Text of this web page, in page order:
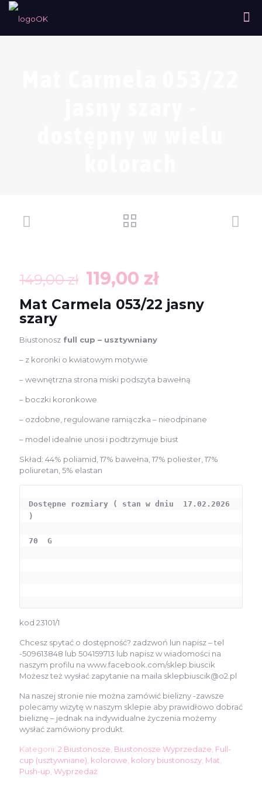
149,00zł Pierwotna
cena
wynosiła:
149,00 zł.
119,00 złAktualna
cena
wynosi:
Mat Carmela 053/22 jasny
szary
Biustonosz full cup – usztywniany
– z koronki o kwiatowym motywie
– wewnętrzna strona miski podszyta bawełną
– boczki koronkowe
– ozdobne, regulowane ramiączka – nieodpinane
– model idealnie unosi i podtrzymuje biust
Skład: 44% poliamid, 17% bawełna, 17% poliester, 17%
poliuretan, 5% elastan
Dostępne rozmiary ( stan w dniu  17.02.2026
)
70  G
kod 23101/1
Chcesz spytać o dostępność? zadzwoń lun napisz – tel
-509613848 lub 504159713 lub napisz w wiadomości na
naszym profilu na www.facebook.com/sklep.biuscik
Możesz też wysłać zapytanie na maila sklepbiuscik@o2.pl
Na naszej stronie nie można zamówić bielizny -zawsze
polecamy wizytę w naszym sklepie aby prawidłowo dobrać
bieliznę – jednak na indywidualne życzenia możemy
wysłać zamówiony produkt.
Kategorii: 2 Biustonosze Biustonosze Wyprzedaże Full-
cup (usztywniane) kolorowe kolory biustonoszy Mat
Push-up Wyprzedaż